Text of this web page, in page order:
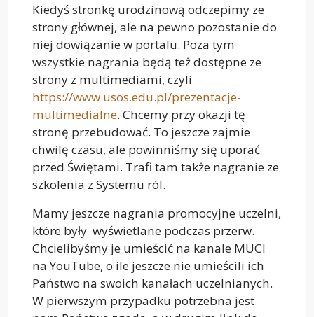
Kiedyś stronkę urodzinową odczepimy ze
strony głównej, ale na pewno pozostanie do
niej dowiązanie w portalu. Poza tym
wszystkie nagrania będą też dostępne ze
strony z multimediami, czyli
https://www.usos.edu.pl/prezentacje-
multimedialne. Chcemy przy okazji tę
stronę przebudować. To jeszcze zajmie
chwilę czasu, ale powinniśmy się uporać
przed Świętami. Trafi tam także nagranie ze
szkolenia z Systemu ról.
Mamy jeszcze nagrania promocyjne uczelni,
które były wyświetlane podczas przerw.
Chcielibyśmy je umieścić na kanale MUCI
na YouTube, o ile jeszcze nie umieścili ich
Państwo na swoich kanałach uczelnianych.
W pierwszym przypadku potrzebna jest